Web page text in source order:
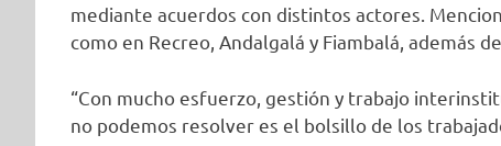
mediante acuerdos con distintos actores.
como en Recreo, Andalgalá y Fiambalá, además
“Con mucho esfuerzo, gestión y trabajo
no podemos resolver es el bolsillo de los